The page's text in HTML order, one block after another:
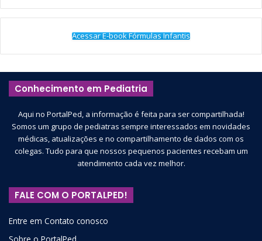
Acessar E-book Fórmulas Infantis
Conhecimento em Pediatria
Aqui no PortalPed, a informação é feita para ser compartilhada!
Somos um grupo de pediatras sempre interessados em novidades
médicas, atualizações e no compartilhamento de dados com os
colegas. Tudo para que nossos pequenos pacientes recebam um
atendimento cada vez melhor.
FALE COM O PORTALPED!
Entre em Contato conosco